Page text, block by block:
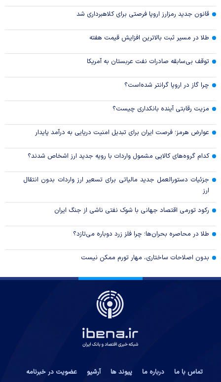
قانون جدید رمزارز اروپا فرصتی برای کلاهبرداری شد
طلا در مسیر ثبت بالاترین افزایش قیمت هفته
توقف بی‌سابقه صادرات نفت عربستان به آمریکا
چرا گاز در اروپا گرانتر شده‌است؟
مزیت رقابتی آینده بانکداری چیست؟
عوارض هرمز؛ فرصت ایران برای تبدیل امنیت دریایی به درآمد پایدار
کدام گروه‌های کالایی مشمول واردات با رویه جدید ارز اشخاص شدند؟
جزئیات دستورالعمل جدید مالیاتی برای تسعیر ارز واردات بدون انتقال
ارز
رکود تورمی اقتصاد جهانی با شوک نفتی ناشی از جنگ ایران
طلا در محاصره بحران‌ها؛ چرا فلز زرد دوباره می‌تازد؟
بدون اصلاحات ساختاری، مهار تورم ممکن نیست
تماس با ما درباره ما پیوند ها آرشیو عضویت در خبرنامه